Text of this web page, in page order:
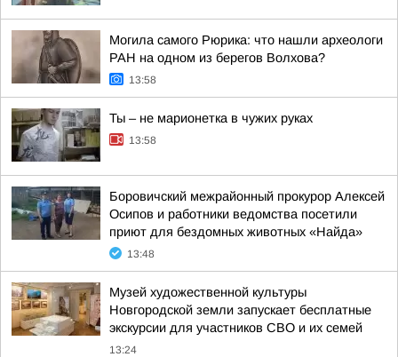
Могила самого Рюрика: что нашли археологи
РАН на одном из берегов Волхова?
13:58
Ты – не марионетка в чужих руках
13:58
Боровичский межрайонный прокурор Алексей
Осипов и работники ведомства посетили
приют для бездомных животных «Найда»
13:48
Музей художественной культуры
Новгородской земли запускает бесплатные
экскурсии для участников СВО и их семей
13:24